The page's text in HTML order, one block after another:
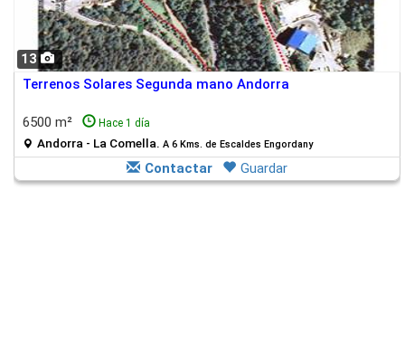
13
Terrenos Solares Segunda mano Andorra
6500 m² Hace 1 día
Andorra - La Comella. A 6 Kms. de Escaldes Engordany
Contactar Guardar